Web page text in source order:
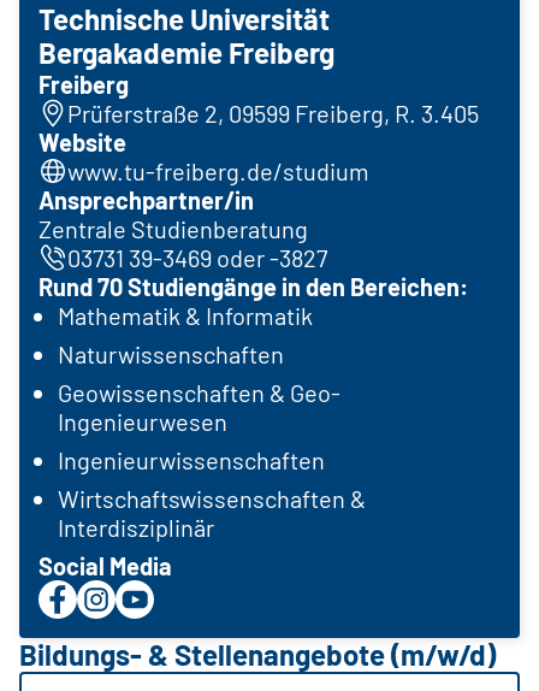
Technische Universität
Bergakademie Freiberg
Freiberg
Prüferstraße 2, 09599 Freiberg, R. 3.405
Website
www.tu-freiberg.de/studium
Ansprechpartner/in
Zentrale Studienberatung
03731 39-3469 oder -3827
Rund 70 Studiengänge in den Bereichen:
Mathematik & Informatik
Naturwissenschaften
Geowissenschaften & Geo-
Ingenieurwesen
Ingenieurwissenschaften
Wirtschaftswissenschaften &
Interdisziplinär
Social Media
Bildungs- & Stellenangebote (m/w/d)